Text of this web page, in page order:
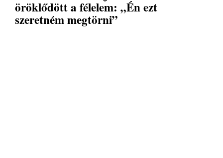
öröklődött a félelem: „Én ezt
szeretném megtörni”